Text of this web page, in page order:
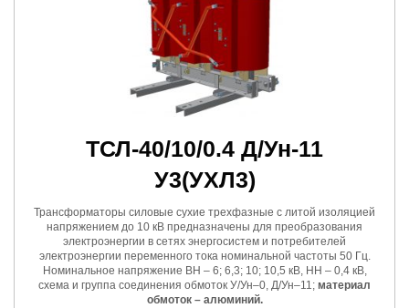
ТСЛ-40/10/0.4 Д/Ун-11
У3(УХЛ3)
Трансформаторы силовые сухие трехфазные с литой изоляцией
напряжением до 10 кВ предназначены для преобразования
электроэнергии в сетях энергосистем и потребителей
электроэнергии переменного тока номинальной частоты 50 Гц.
Номинальное напряжение ВН – 6; 6,3; 10; 10,5 кВ, НН – 0,4 кВ,
схема и группа соединения обмоток У/Ун–0, Д/Ун–11; материал
обмоток – алюминий.